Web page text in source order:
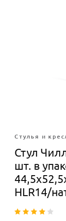
Стулья и
Стул
шт. в
HLR14/